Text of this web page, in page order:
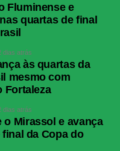
Fluminense e
quartas de final
dias atrás
às quartas da
mesmo com
Fortaleza
dias atrás
o Mirassol e avança
da Copa do